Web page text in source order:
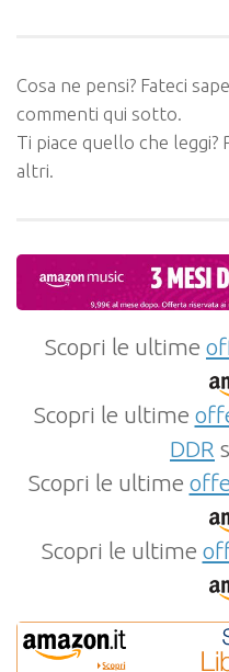
Cosa ne pensi? Fateci
commenti qui sotto.
Ti piace quello che
altri.
Scopri le ultime
Scopri le ultime
DDR
Scopri le ultime
Scopri le ultime